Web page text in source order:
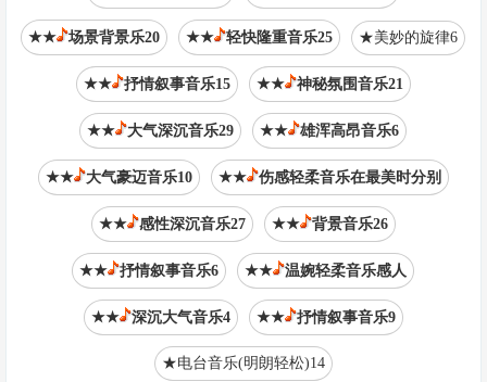
★★ 场景背景乐20 ★★ 轻快隆重音乐25 ★美妙的旋律6
★★ 抒情叙事音乐15 ★★ 神秘氛围音乐21
★★ 大气深沉音乐29 ★★ 雄浑高昂音乐6
★★ 大气豪迈音乐10 ★★ 伤感轻柔音乐在最美时分别
★★ 感性深沉音乐27 ★★ 背景音乐26
★★ 抒情叙事音乐6 ★★ 温婉轻柔音乐感人
★★ 深沉大气音乐4 ★★ 抒情叙事音乐9
★电台音乐(明朗轻松)14